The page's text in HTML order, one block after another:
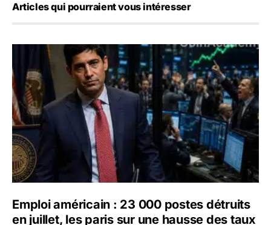
Articles qui pourraient vous intéresser
Emploi américain : 23 000 postes détruits en juillet, les
Emploi américain : 23 000 postes détruits
en juillet, les paris sur une hausse des taux